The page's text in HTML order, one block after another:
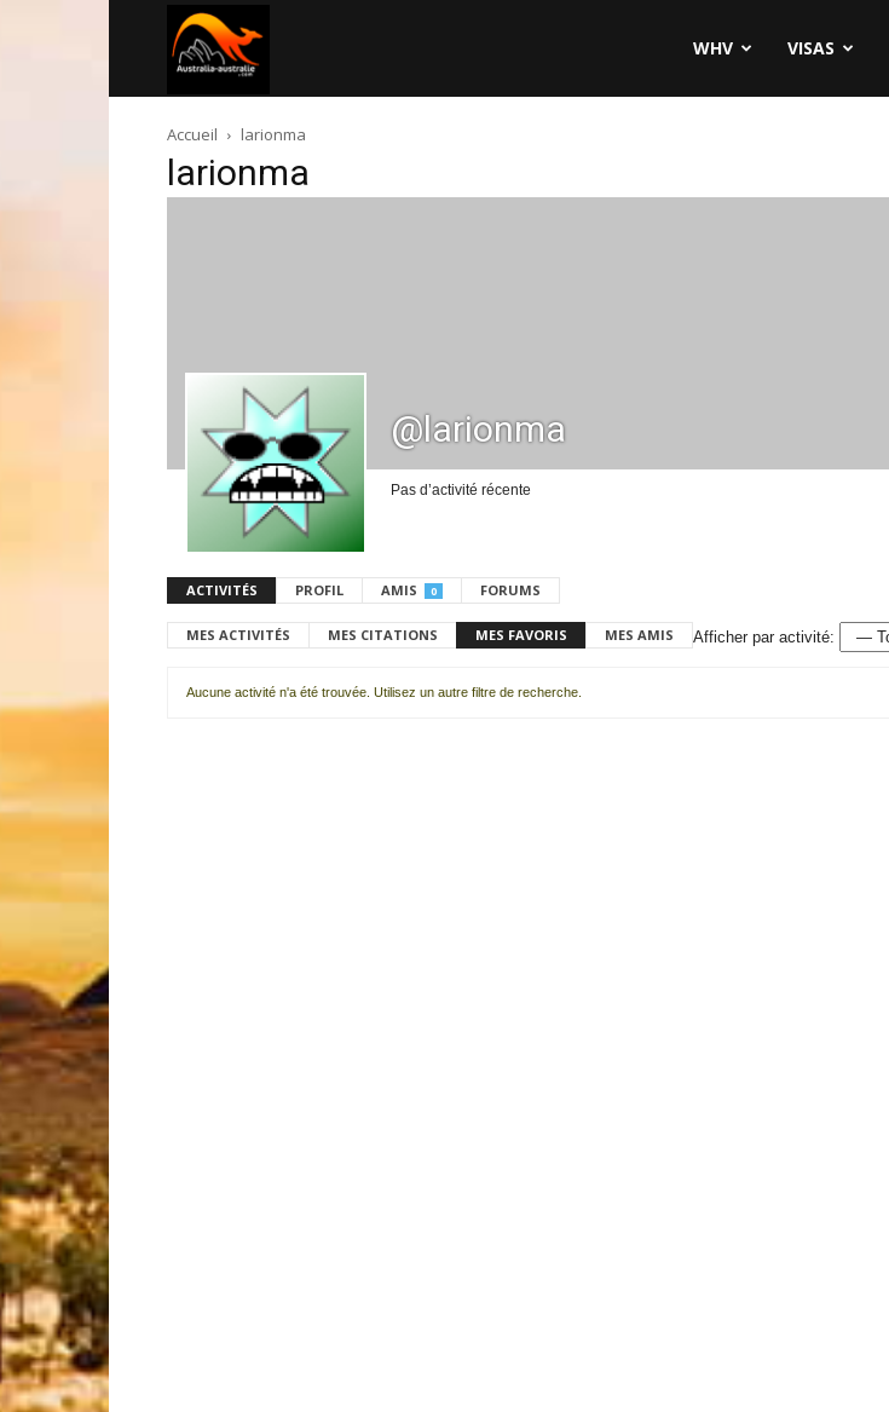
australie.com
WHV VISAS
Accueil larionma
larionma
@larionma
Pas d’activité récente
ACTIVITÉS PROFIL AMIS 0 FORUMS
MES ACTIVITÉS MES CITATIONS MES FAVORIS MES AMIS Afficher par activité:
Aucune activité n'a été trouvée. Utilisez un autre filtre de recherche.